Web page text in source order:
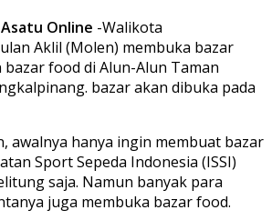
Asatu Online -Walikota
Aklil (Molen) membuka bazar
bazar food di Alun-Alun Taman
bazar akan dibuka pada
awalnya hanya ingin membuat bazar
Sport Sepeda Indonesia (ISSI)
saja. Namun banyak para
juga membuka bazar food.